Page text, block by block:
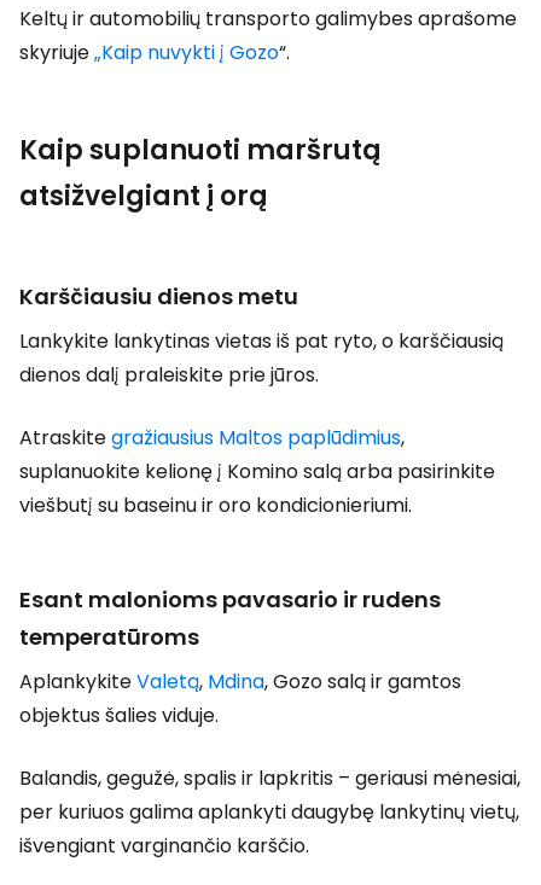
Keltų ir automobilių transporto galimybes aprašome
skyriuje„Kaip nuvykti į Gozo“.
Kaip suplanuoti maršrutą
atsižvelgiant į orą
Karščiausiu dienos metu
Lankykite lankytinas vietas iš pat ryto, o karščiausią
dienos dalį praleiskite prie jūros.
Atraskitegražiausius Maltos paplūdimius,
suplanuokite kelionę į Komino salą arba pasirinkite
viešbutį su baseinu ir oro kondicionieriumi.
Esant malonioms pavasario ir rudens
temperatūroms
AplankykiteValetą, Mdina, Gozo salą ir gamtos
objektus šalies viduje.
Balandis, gegužė, spalis ir lapkritis – geriausi mėnesiai,
per kuriuos galima aplankyti daugybę lankytinų vietų,
išvengiant varginančio karščio.